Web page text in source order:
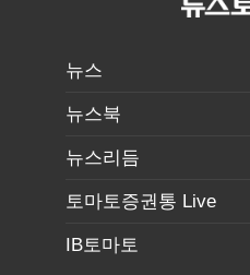
뉴스
뉴스북
뉴스리듬
토마토증권통 Live
IB토마토